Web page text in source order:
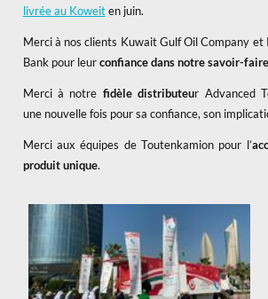
livrée au Koweiten juin.
Merci à nos clients Kuwait Gulf Oil Company
Bank pour leurconfiance dans notre savoir-
Merci à notre fidèle distributeur Advanced
une nouvelle fois pour sa confiance, son
Merci aux équipes de Toutenkamion pour l’
produit unique.